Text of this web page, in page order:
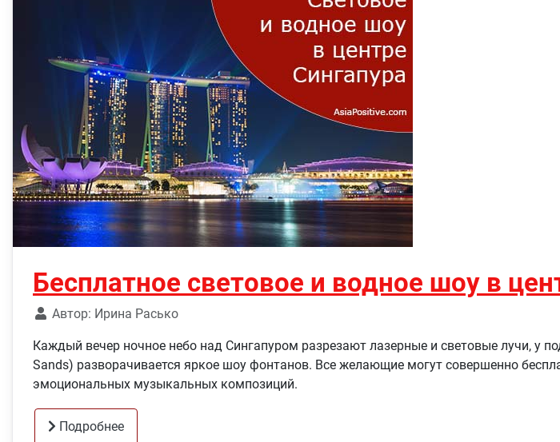
Бесплатное световое и водное шоу в
Автор: Ирина Расько
Каждый вечер ночное небо над Сингапуром разрезают лазерные и световые лучи, у
Sands) разворачивается яркое шоу фонтанов. Все желающие могут совершенно
эмоциональных музыкальных композиций.
Подробнее